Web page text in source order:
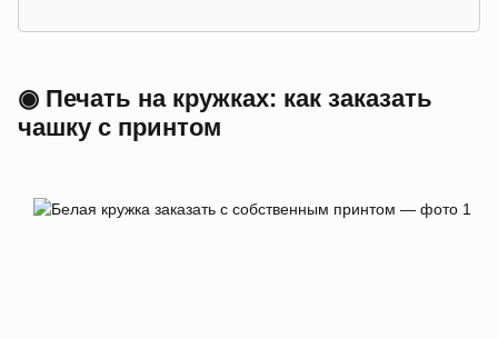
◉ Печать на кружках: как заказать
чашку с принтом